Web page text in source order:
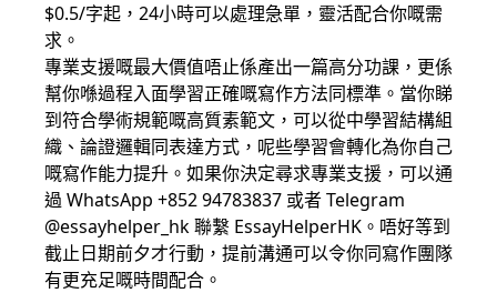
$0.5/字起，24小時可以處理急單，靈活配合你嘅需
求。
專業支援嘅最大價值唔止係產出一篇高分功課，更係
幫你喺過程入面學習正確嘅寫作方法同標準。當你睇
到符合學術規範嘅高質素範文，可以從中學習結構組
織、論證邏輯同表達方式，呢些學習會轉化為你自己
嘅寫作能力提升。如果你決定尋求專業支援，可以通
過 WhatsApp +852 94783837 或者 Telegram
@essayhelper_hk 聯繫 EssayHelperHK。唔好等到
截止日期前夕才行動，提前溝通可以令你同寫作團隊
有更充足嘅時間配合。